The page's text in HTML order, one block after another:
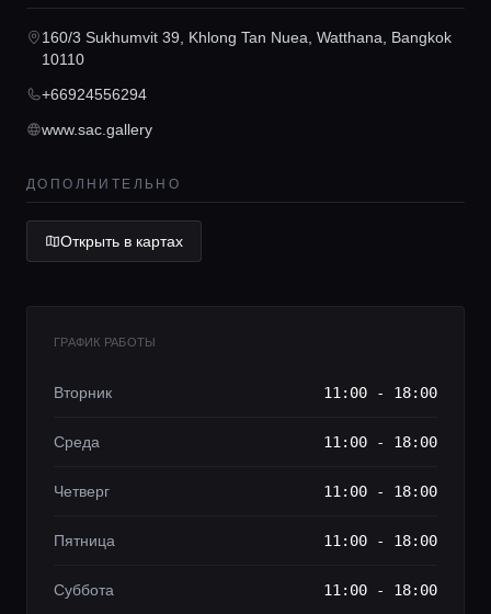
Консьерж сервис
Lifestyle журнал
160/3 Sukhumvit 39, Khlong Tan Nuea, Watthana, Bangkok
10110
+66924556294
www.sac.gallery
ДОПОЛНИТЕЛЬНО
Открыть в картах
ГРАФИК РАБОТЫ
Вторник 11:00 - 18:00
Среда 11:00 - 18:00
Четверг 11:00 - 18:00
Пятница 11:00 - 18:00
Суббота 11:00 - 18:00